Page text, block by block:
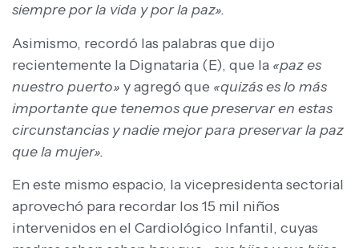
siempre por la vida y por la paz».
Asimismo, recordó las palabras que dijo
recientemente la Dignataria (E), que la «paz es
nuestro puerto» y agregó que «quizás es lo más
importante que tenemos que preservar en estas
circunstancias y nadie mejor para preservar la paz
que la mujer».
En este mismo espacio, la vicepresidenta sectorial
aprovechó para recordar los 15 mil niños
intervenidos en el Cardiológico Infantil, cuyas